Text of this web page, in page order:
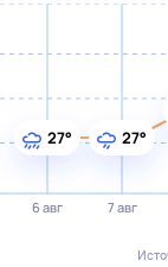
6 авг 7 авг
27° 27°